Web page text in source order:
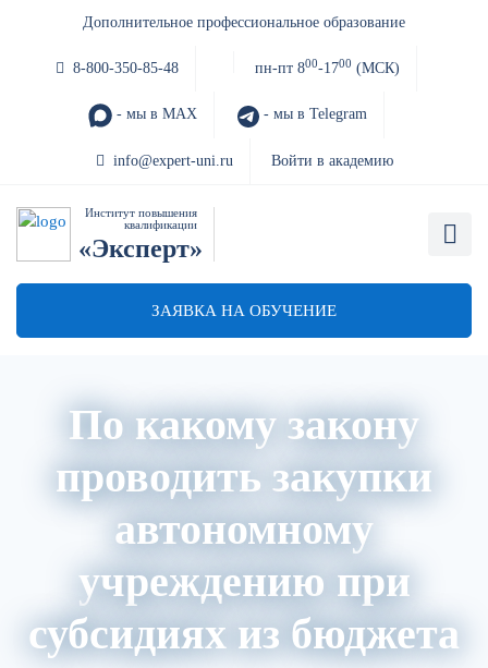
Дополнительное профессиональное образование
8-800-350-85-48 пн-пт 800-1700 (МСК)
- мы в MAX - мы в Telegram
info@expert-uni.ru Войти в академию
Институт повышения
квалификации
«Эксперт»
ЗАЯВКА НА ОБУЧЕНИЕ
По какому закону
проводить закупки
автономному
учреждению при
субсидиях из бюджета